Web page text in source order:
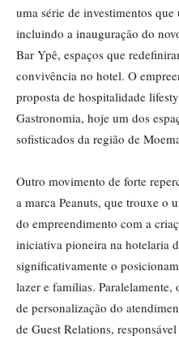
uma série de investimentos
incluindo a inauguração do
Bar Ypê, espaços que
convivência no hotel. O
proposta de hospitalidade
Gastronomia, hoje um dos
sofisticados da região de
Outro movimento de forte
a marca Peanuts, que trouxe o
do empreendimento com a
iniciativa pioneira na hotelaria
significativamente o
lazer e famílias.
de personalização do
de Guest Relations,